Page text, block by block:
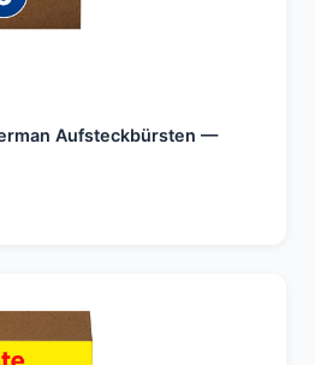
Aufsteckbürsten —